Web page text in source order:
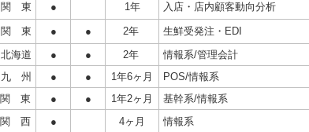
関 東 ● 1年 入店・店内顧客動向分析
関 東 ● ● 2年
生鮮受発注・EDI
北海道 ● ● 2年
情報系/管理会計
九 州 ● ● 1年6ヶ月
POS/情報系
関 東 ● ● 1年2ヶ月
基幹系/情報系
関 西 ● 4ヶ月
情報系